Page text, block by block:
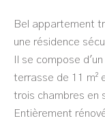
Bel appartement
une résidence
Il se compose
terrasse de 11 m²
trois chambres en
Entièrement